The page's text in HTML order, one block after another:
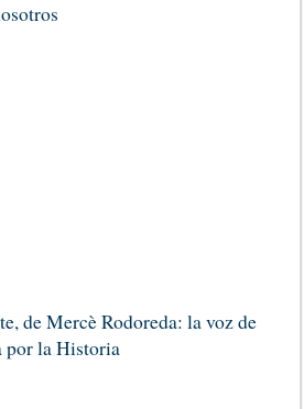
de Mercè Rodoreda: la voz de
por la Historia